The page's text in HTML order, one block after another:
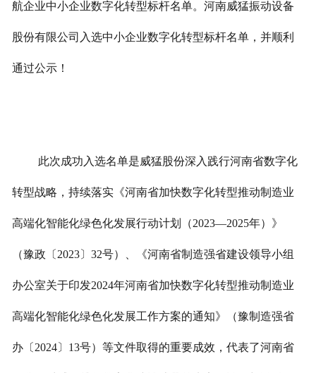
航企业中小企业数字化转型标杆名单。河南威猛振动设备
股份有限公司入选中小企业数字化转型标杆名单，并顺利
通过公示！
此次成功入选名单是威猛股份深入践行河南省数字化
转型战略，持续落实《河南省加快数字化转型推动制造业
高端化智能化绿色化发展行动计划（2023—2025年）》
（豫政〔2023〕32号）、《河南省制造强省建设领导小组
办公室关于印发2024年河南省加快数字化转型推动制造业
高端化智能化绿色化发展工作方案的通知》（豫制造强省
办〔2024〕13号）等文件取得的重要成效，代表了河南省